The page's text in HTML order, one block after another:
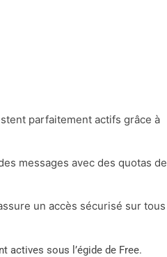
parfaitement actifs grâce à
messages avec des quotas de
un accès sécurisé sur tous
actives sous l’égide de Free.